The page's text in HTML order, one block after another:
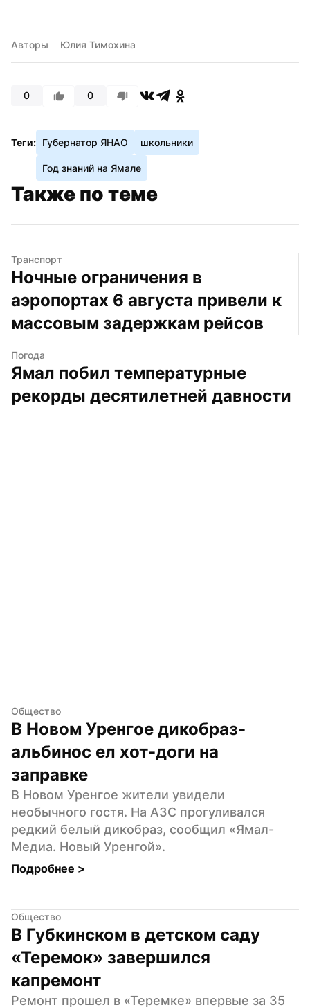
Авторы Юлия Тимохина
0 0
Теги: Губернатор ЯНАО школьники
Год знаний на Ямале
Также по теме
Транспорт
Ночные ограничения в
аэропортах 6 августа привели к
массовым задержкам рейсов
Погода
Ямал побил температурные
рекорды десятилетней давности
Общество
В Новом Уренгое дикобраз-
альбинос ел хот-доги на
заправке
В Новом Уренгое жители увидели
необычного гостя. На АЗС прогуливался
редкий белый дикобраз, сообщил «Ямал-
Медиа. Новый Уренгой».
Подробнее >
Общество
В Губкинском в детском саду
«Теремок» завершился
капремонт
Ремонт прошел в «Теремке» впервые за 35